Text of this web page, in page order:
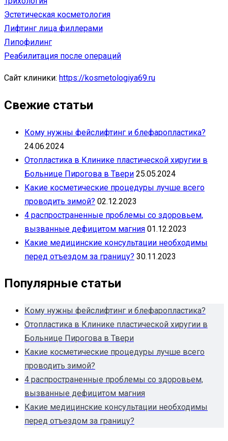
Эстетическая косметология
Лифтинг лица филлерами
Липофилинг
Реабилитация после операций
Сайт клиники: https://kosmetologiya69.ru
Свежие статьи
Кому нужны фейслифтинг и блефаропластика?
24.06.2024
Отопластика в Клинике пластической хиругии в
Больнице Пирогова в Твери 25.05.2024
Какие косметические процедуры лучше всего
проводить зимой? 02.12.2023
4 распространенные проблемы со здоровьем,
вызванные дефицитом магния 01.12.2023
Какие медицинские консультации необходимы
перед отъездом за границу? 30.11.2023
Популярные статьи
Кому нужны фейслифтинг и блефаропластика?
Отопластика в Клинике пластической хиругии в
Больнице Пирогова в Твери
Какие косметические процедуры лучше всего
проводить зимой?
4 распространенные проблемы со здоровьем,
вызванные дефицитом магния
Какие медицинские консультации необходимы
перед отъездом за границу?